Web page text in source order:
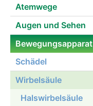
Atemwege
Augen und Sehen
Bewegungsapparat
Schädel
Wirbelsäule
Halswirbelsäule